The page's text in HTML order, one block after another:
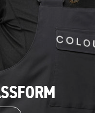
hjälp.
L.
till
hjälp.